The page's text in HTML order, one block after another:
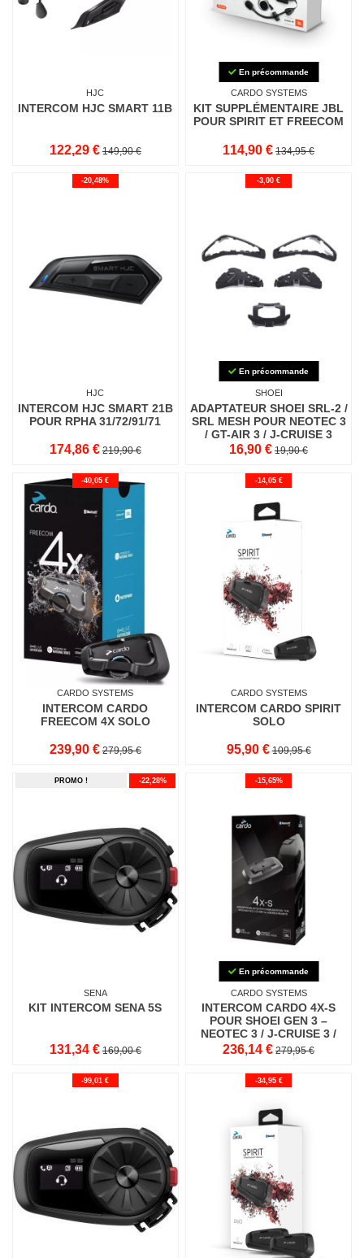
HJC
INTERCOM HJC SMART 11B
122,29 € 149,90 €
En précommande
CARDO SYSTEMS
KIT SUPPLÉMENTAIRE JBL
POUR SPIRIT ET FREECOM
114,90 € 134,95 €
-20,48%
HJC
INTERCOM HJC SMART 21B
POUR RPHA 31/72/91/71
174,86 € 219,90 €
-3,00 €
En précommande
SHOEI
ADAPTATEUR SHOEI SRL-2 /
SRL MESH POUR NEOTEC 3
/ GT-AIR 3 / J-CRUISE 3
16,90 € 19,90 €
-40,05 €
CARDO SYSTEMS
INTERCOM CARDO
FREECOM 4X SOLO
239,90 € 279,95 €
-14,05 €
CARDO SYSTEMS
INTERCOM CARDO SPIRIT
SOLO
95,90 € 109,95 €
PROMO ! -22,28%
SENA
KIT INTERCOM SENA 5S
131,34 € 169,00 €
-15,65%
En précommande
CARDO SYSTEMS
INTERCOM CARDO 4X-S
POUR SHOEI GEN 3 –
NEOTEC 3 / J-CRUISE 3 /
GT-AIR 3
236,14 € 279,95 €
-99,01 € -34,95 €